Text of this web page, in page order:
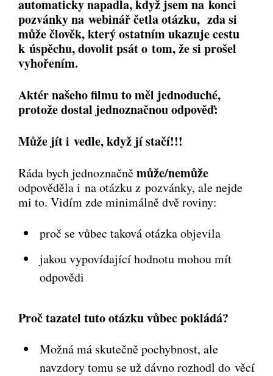
automaticky napadla, když jsem na konci
pozvánky na webinář četla otázku, zda si
může člověk, který ostatním ukazuje cestu
k úspěchu, dovolit psát o tom, že si prošel
vyhořením.
Aktér našeho filmu to měl jednoduché,
protože dostal jednoznačnou odpověď:
Může jít i vedle, když jí stačí!!!
Ráda bych jednoznačněmůže/nemůže
odpověděla i na otázku z pozvánky, ale nejde
mi to. Vidím zde minimálně dvě roviny:
proč se vůbec taková otázka objevila
jakou vypovídající hodnotu mohou mít
odpovědi
Proč tazatel tuto otázku vůbec pokládá?
Možná má skutečně pochybnost, ale
navzdory tomu se už dávno rozhodl do věcí